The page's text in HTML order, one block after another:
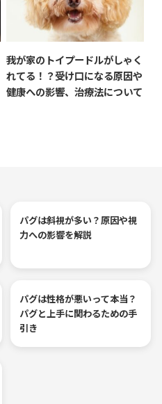
我が家のトイプードルがしゃく
れてる！？受け口になる原因や
健康への影響、治療法について
パグは斜視が多い？原因や視
力への影響を解説
パグは性格が悪いって本当？
パグと上手に関わるための手
引き